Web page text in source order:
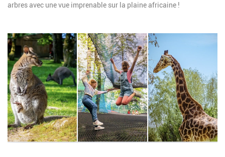
arbres avec une vue imprenable sur la plaine africaine !
Image